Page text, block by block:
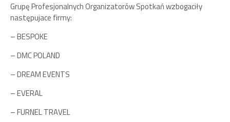
Grupę Profesjonalnych Organizatorów Spotkań wzbogaciły
następujace firmy:
– BESPOKE
– DMC POLAND
– DREAM EVENTS
– EVERAL
– FURNEL TRAVEL